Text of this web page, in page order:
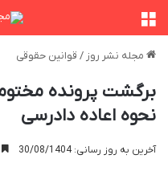
مجله نشر روز / قوانین حقوقی
برگشت پرونده
نحوه اعاده دادرسی
آخرین به روز رسانی: 30/08/1404